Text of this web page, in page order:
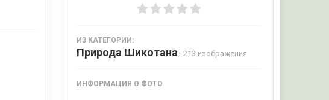
ИЗ КАТЕГОРИИ:
Природа Шикотана · 213 изображения
ИНФОРМАЦИЯ О ФОТО